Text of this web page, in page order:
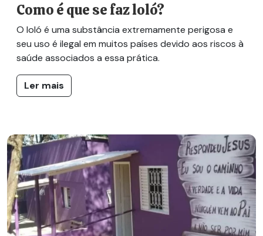
Como é que se faz loló?
O loló é uma substância extremamente perigosa e
seu uso é ilegal em muitos países devido aos riscos à
saúde associados a essa prática.
Ler mais